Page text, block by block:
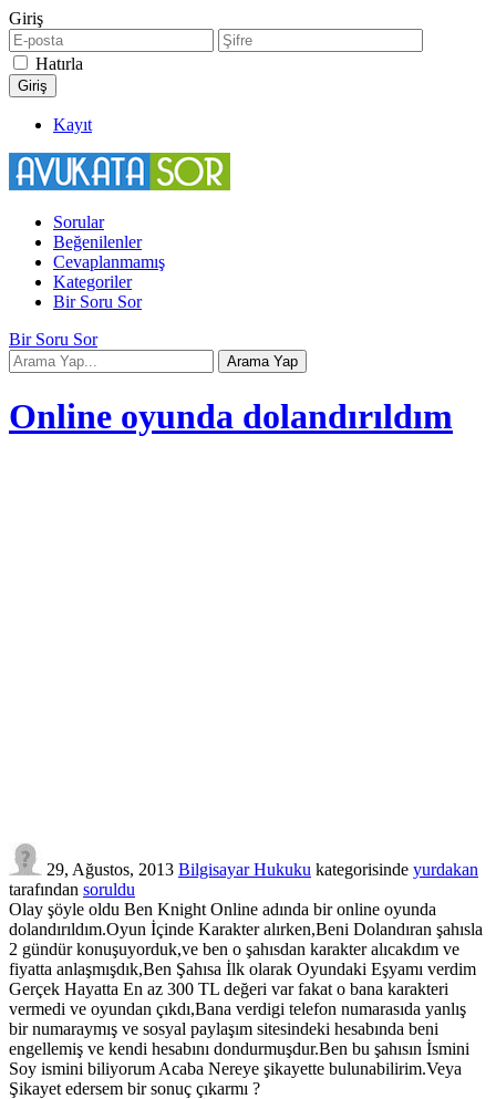
Giriş
Hatırla
Kayıt
Sorular
Beğenilenler
Cevaplanmamış
Kategoriler
Bir Soru Sor
Bir Soru Sor
Online oyunda dolandırıldım
29, Ağustos, 2013 Bilgisayar Hukuku kategorisinde yurdakan
tarafından soruldu
Olay şöyle oldu Ben Knight Online adında bir online oyunda
dolandırıldım.Oyun İçinde Karakter alırken,Beni Dolandıran şahısla
2 gündür konuşuyorduk,ve ben o şahısdan karakter alıcakdım ve
fiyatta anlaşmışdık,Ben Şahısa İlk olarak Oyundaki Eşyamı verdim
Gerçek Hayatta En az 300 TL değeri var fakat o bana karakteri
vermedi ve oyundan çıkdı,Bana verdigi telefon numarasıda yanlış
bir numaraymış ve sosyal paylaşım sitesindeki hesabında beni
engellemiş ve kendi hesabını dondurmuşdur.Ben bu şahısın İsmini
Soy ismini biliyorum Acaba Nereye şikayette bulunabilirim.Veya
Şikayet edersem bir sonuç çıkarmı ?